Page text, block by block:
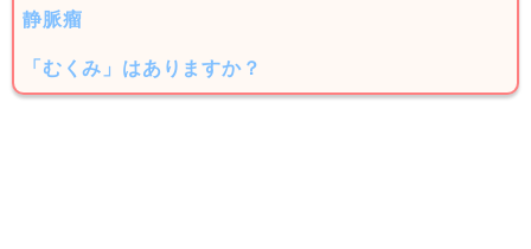
静脈瘤
「むくみ」はありますか？